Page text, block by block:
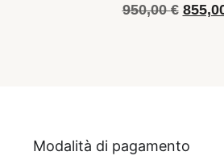
950,00€
Modalità di pagamento